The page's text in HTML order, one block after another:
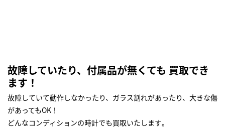
故障していたり、付属品が無くても 買取でき
ます！
故障していて動作しなかったり、ガラス割れがあったり、大きな傷
があってもOK！
どんなコンディションの時計でも買取いたします｡